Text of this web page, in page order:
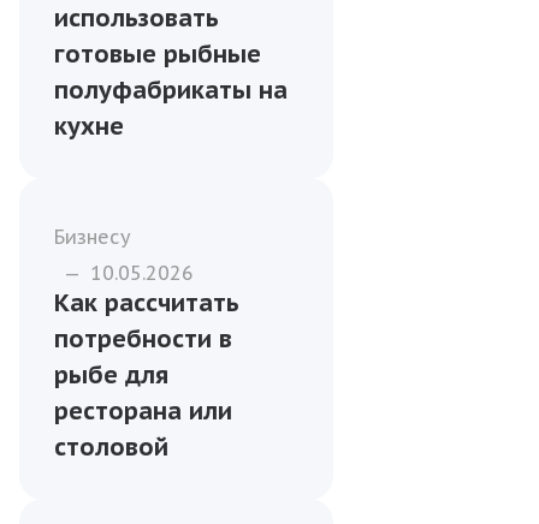
использовать
готовые рыбные
полуфабрикаты на
кухне
Бизнесу
— 10.05.2026
Как рассчитать
потребности в
рыбе для
ресторана или
столовой